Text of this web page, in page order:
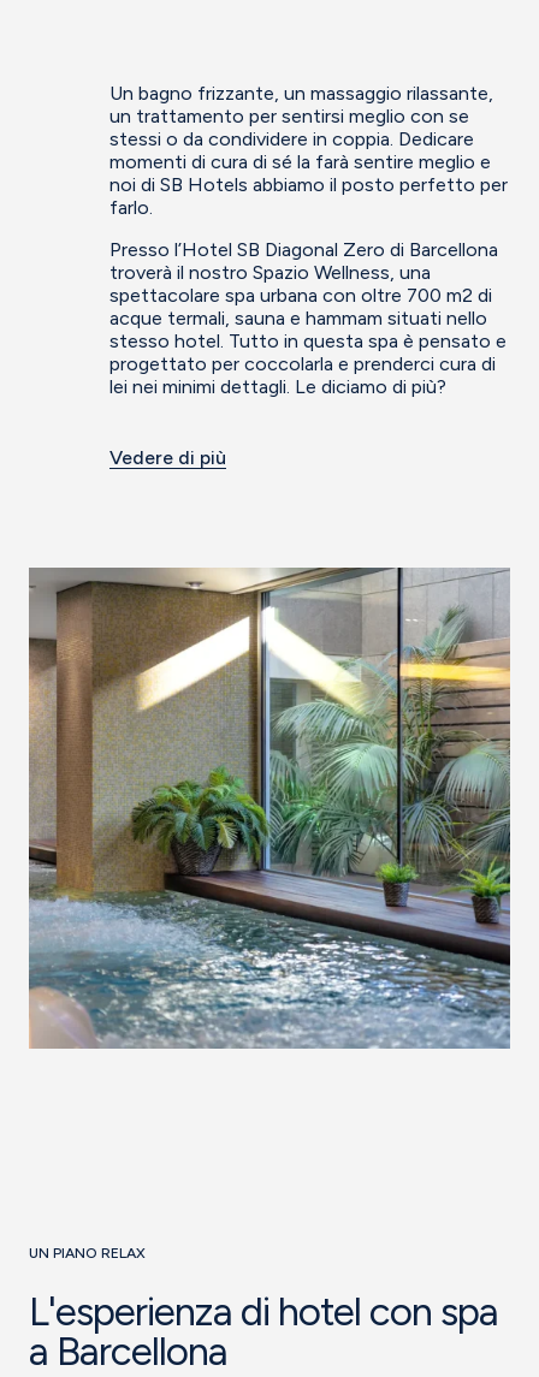
Un bagno frizzante, un massaggio rilassante,
un trattamento per sentirsi meglio con se
stessi o da condividere in coppia. Dedicare
momenti di cura di sé la farà sentire meglio e
noi di SB Hotels abbiamo il posto perfetto per
farlo.
Presso l’Hotel SB Diagonal Zero di Barcellona
troverà il nostro Spazio Wellness, una
spettacolare spa urbana con oltre 700 m2 di
acque termali, sauna e hammam situati nello
stesso hotel. Tutto in questa spa è pensato e
progettato per coccolarla e prenderci cura di
lei nei minimi dettagli. Le diciamo di più?
Vedere di più
UN PIANO RELAX
L'esperienza di hotel con spa
a Barcellona